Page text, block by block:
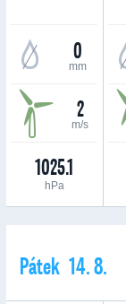
0
mm
2
m/s
1025.1
hPa
Pátek 14. 8.